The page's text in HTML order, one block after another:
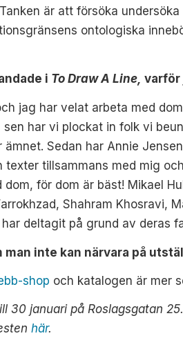
är att försöka
ontologiska
i To Draw A Line, varför
jag har velat arbeta med
har vi plockat in folk vi
Sedan har Annie
tillsammans med mig
för dom är bäst! Mikael
Shahram Khosravi,
deltagit på grund av deras
man inte kan närvara på
shop och katalogen är mer
30 januari på Roslagsgatan
här.